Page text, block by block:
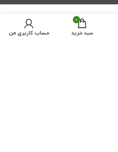
0
سبد خرید حساب کاربری من